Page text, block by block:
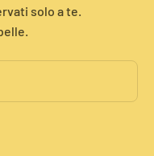
solo a te.